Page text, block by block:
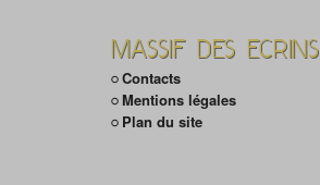
MASSIF DES ECRINS
Contacts
Mentions légales
Plan du site